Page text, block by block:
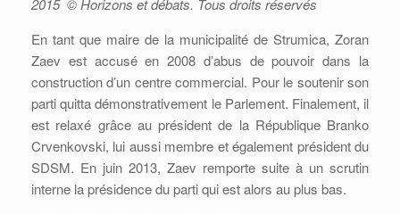
2015 © Horizons et débats. Tous droits réservés
En tant que maire de la municipalité de Strumica, Zoran
Zaev est accusé en 2008 d’abus de pouvoir dans la
construction d’un centre commercial. Pour le soutenir son
parti quitta démonstrativement le Parlement. Finalement, il
est relaxé grâce au président de la République Branko
Crvenkovski, lui aussi membre et également président du
SDSM. En juin 2013, Zaev remporte suite à un scrutin
interne la présidence du parti qui est alors au plus bas.